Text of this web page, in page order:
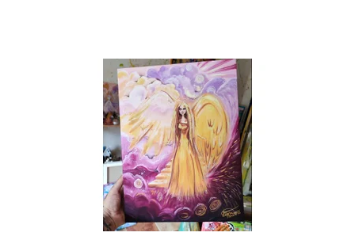
Skladem
11078/REP/25